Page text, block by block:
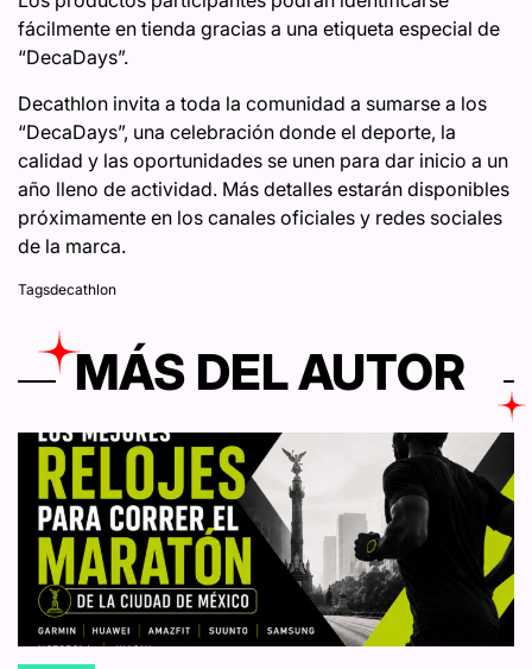
fácilmente en tienda gracias a una etiqueta especial de
“DecaDays”.
Decathlon invita a toda la comunidad a sumarse a los
“DecaDays”, una celebración donde el deporte, la
calidad y las oportunidades se unen para dar inicio a un
año lleno de actividad. Más detalles estarán disponibles
próximamente en los canales oficiales y redes sociales
de la marca.
Tagsdecathlon
MÁS DEL AUTOR